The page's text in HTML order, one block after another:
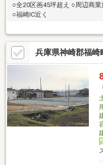
○全20区画45坪超え ○周辺商
○福崎IC近く
兵庫県神崎郡福崎